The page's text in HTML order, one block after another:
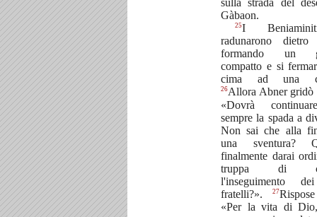
Gàbaon.
25I
radunarono dietro
formando un
compatto e si
cima ad una
26Allora Abner gridò
«Dovrà
sempre la spada a
Non sai che alla
una sventura?
finalmente darai
truppa di
l'inseguimento
fratelli?».
27
«Per la vita di